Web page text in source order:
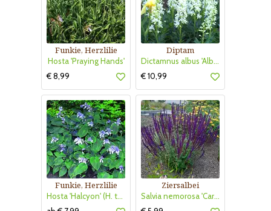
Funkie, Herzlilie
Hosta 'Praying Hands'
€ 8,99
Diptam
Dictamnus albus 'Albiflorus'
€ 10,99
Funkie, Herzlilie
Hosta 'Halcyon' (H. tardiana)
Ziersalbei
Salvia nemorosa 'Caradonna'